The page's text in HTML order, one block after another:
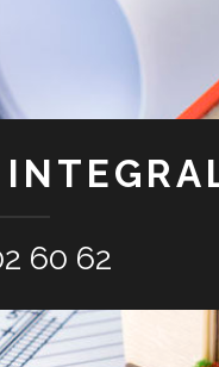
60 62